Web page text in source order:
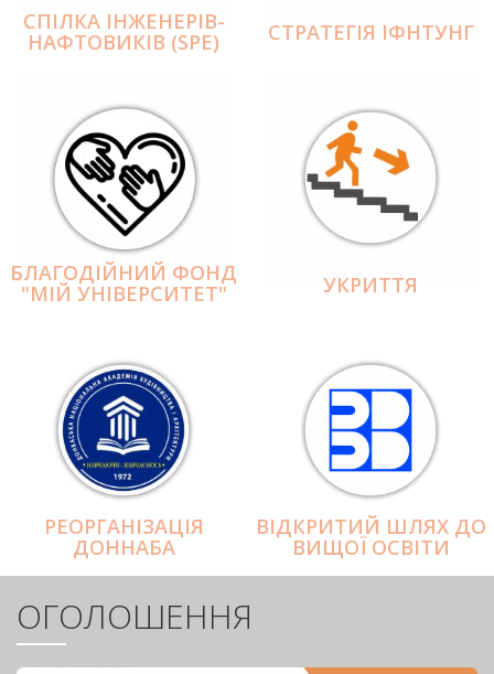
СПІЛКА ІНЖЕНЕРІВ-
НАФТОВИКІВ (SPE) СТРАТЕГІЯ ІФНТУНГ
БЛАГОДІЙНИЙ ФОНД
"МІЙ УНІВЕРСИТЕТ" УКРИТТЯ
РЕОРГАНІЗАЦІЯ
ДОННАБА
ВІДКРИТИЙ ШЛЯХ ДО
ВИЩОЇ ОСВІТИ
ОГОЛОШЕННЯ